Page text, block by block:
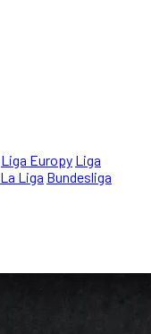
Liga Europy Liga
La Liga Bundesliga